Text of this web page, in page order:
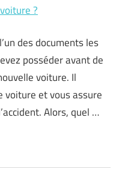
?
des documents les
posséder avant de
voiture. Il
et vous assure
Alors, quel …